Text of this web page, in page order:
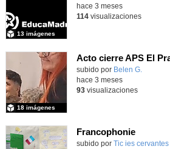
13 imágenes
hace 3 meses
114visualizaciones
subido por Belen G.
18 imágenes
hace 3 meses
93visualizaciones
Francophonie
subido por Tic ies cervantes